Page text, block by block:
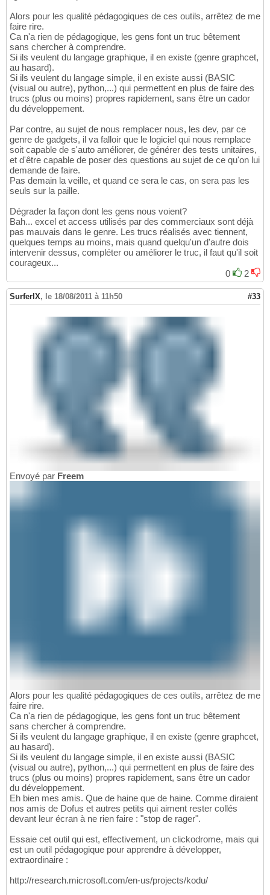
Alors pour les qualité pédagogiques de ces outils, arrêtez de me
faire rire.
Ca n'a rien de pédagogique, les gens font un truc bêtement
sans chercher à comprendre.
Si ils veulent du langage graphique, il en existe (genre graphcet,
au hasard).
Si ils veulent du langage simple, il en existe aussi (BASIC
(visual ou autre), python,...) qui permettent en plus de faire des
trucs (plus ou moins) propres rapidement, sans être un cador
du développement.
Par contre, au sujet de nous remplacer nous, les dev, par ce
genre de gadgets, il va falloir que le logiciel qui nous remplace
soit capable de s'auto améliorer, de générer des tests unitaires,
et d'être capable de poser des questions au sujet de ce qu'on lui
demande de faire.
Pas demain la veille, et quand ce sera le cas, on sera pas les
seuls sur la paille.
Dégrader la façon dont les gens nous voient?
Bah... excel et access utilisés par des commerciaux sont déjà
pas mauvais dans le genre. Les trucs réalisés avec tiennent,
quelques temps au moins, mais quand quelqu'un d'autre dois
intervenir dessus, compléter ou améliorer le truc, il faut qu'il soit
courageux...
0
2
SurferIX, le 18/08/2011 à 11h50 #33
Envoyé par Freem
Alors pour les qualité pédagogiques de ces outils, arrêtez de me
faire rire.
Ca n'a rien de pédagogique, les gens font un truc bêtement
sans chercher à comprendre.
Si ils veulent du langage graphique, il en existe (genre graphcet,
au hasard).
Si ils veulent du langage simple, il en existe aussi (BASIC
(visual ou autre), python,...) qui permettent en plus de faire des
trucs (plus ou moins) propres rapidement, sans être un cador
du développement.
Eh bien mes amis. Que de haine que de haine. Comme diraient
nos amis de Dofus et autres petits qui aiment rester collés
devant leur écran à ne rien faire : "stop de rager".
Essaie cet outil qui est, effectivement, un clickodrome, mais qui
est un outil pédagogique pour apprendre à développer,
extraordinaire :
http://research.microsoft.com/en-us/projects/kodu/